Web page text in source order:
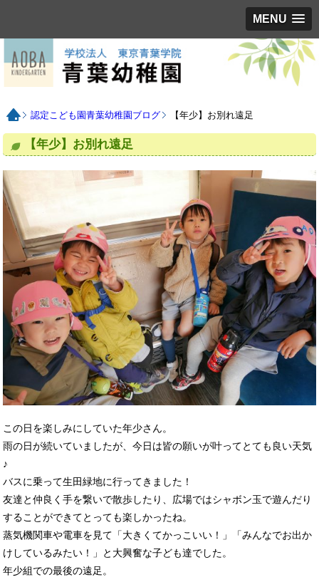
MENU
認定こども園青葉幼稚園ブログ 【年少】お別れ遠足
【年少】お別れ遠足
この日を楽しみにしていた年少さん。
雨の日が続いていましたが、今日は皆の願いが叶ってとても良い天気
♪
バスに乗って生田緑地に行ってきました！
友達と仲良く手を繋いで散歩したり、広場ではシャボン玉で遊んだり
することができてとっても楽しかったね。
蒸気機関車や電車を見て「大きくてかっこいい！」「みんなでお出か
けしているみたい！」と大興奮な子ども達でした。
年少組での最後の遠足。